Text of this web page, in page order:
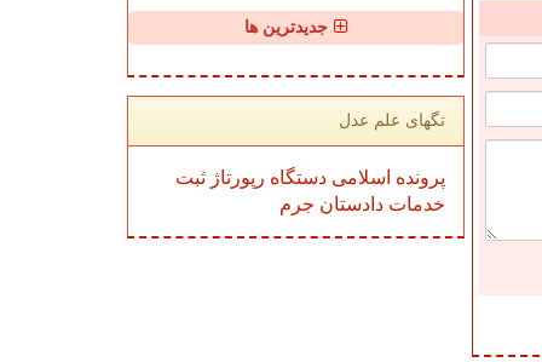
جدیدترین ها
تگهای علم عدل
پرونده اسلامی دستگاه رپورتاژ ثبت
خدمات دادستان جرم